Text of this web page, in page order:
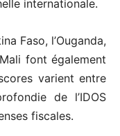
internationale.
Faso, l’Ouganda,
font également
varient entre
de l’IDOS
fiscales.